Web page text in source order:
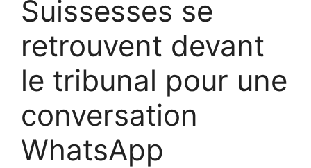
Suissesses se
retrouvent devant
le tribunal pour une
conversation
WhatsApp